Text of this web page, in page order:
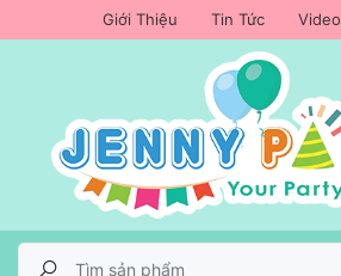
Giới Thiệu Tin Tức Video